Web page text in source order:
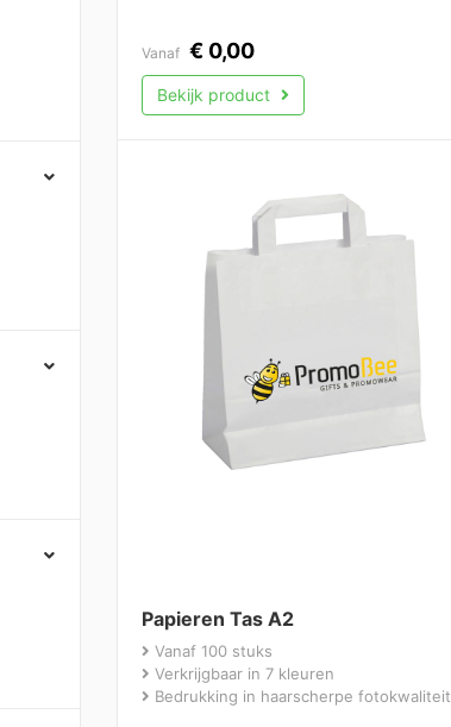
Vanaf € 0,00
Bekijk product
Papieren Tas A2
Vanaf 100 stuks
Verkrijgbaar in 7 kleuren
Bedrukking in haarscherpe fotokwaliteit